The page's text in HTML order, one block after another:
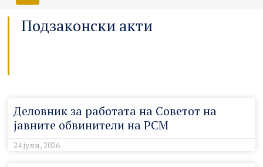
Подзаконски акти
Деловник за работата на Советот на
јавните обвинители на РСМ
24 јули, 2026